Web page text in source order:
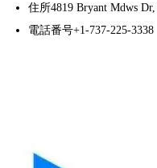
住所4819 Bryant Mdws
電話番号+1-737-225-3338